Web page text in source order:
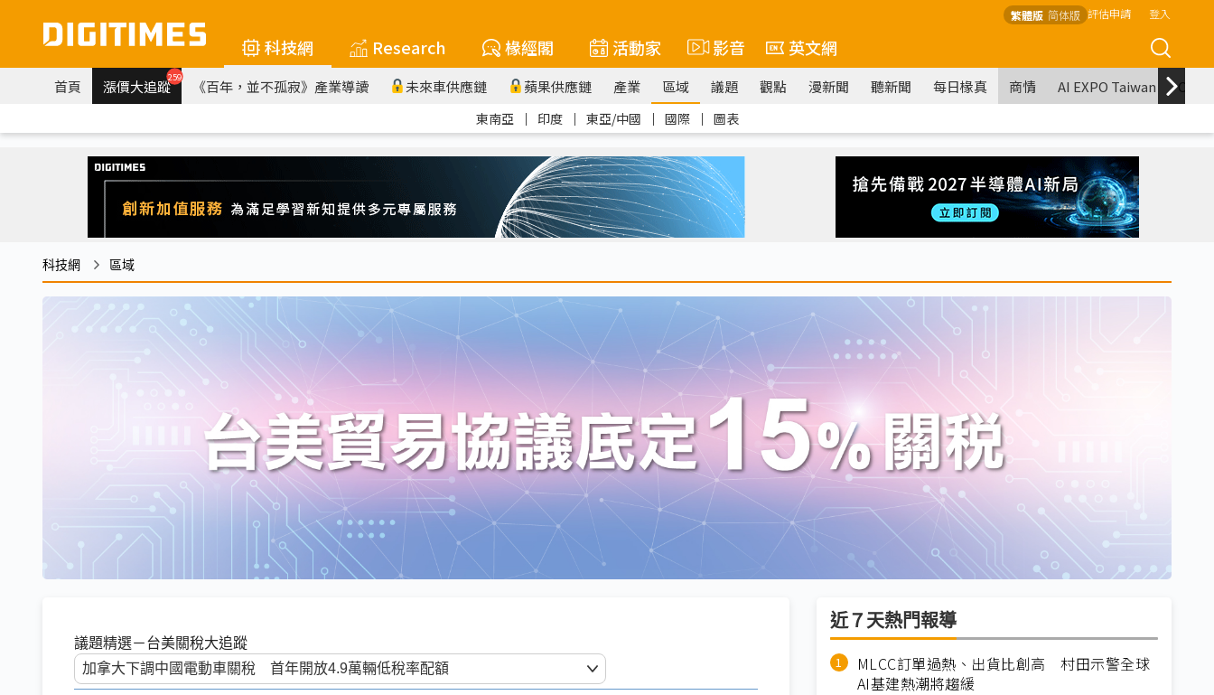
繁體版 简体版 評估申請 登入
科技網 Research 椽經閣 活動家 影音 英文網
首頁 漲價大追蹤259 《百年，並不孤寂》產業導讀 未來車供應鏈 蘋果供應鏈 產業 區域 議題 觀點 漫新聞 聽新聞 每日椽真 商情 AI EXPO Taiwan
東南亞 ｜ 印度 ｜ 東亞/中國 ｜ 國際 ｜ 圖表
科技網 區域
議題精選－台美關稅大追蹤
近７天熱門報導
MLCC訂單過熱、出貨比創高 村田示警全球
AI基建熱潮將趨緩